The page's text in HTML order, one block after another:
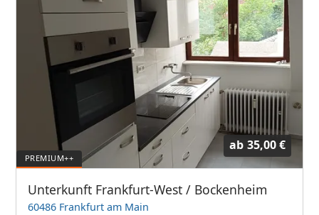
ab 35,00 €
Unterkunft Frankfurt-West / Bockenheim
60486 Frankfurt am Main